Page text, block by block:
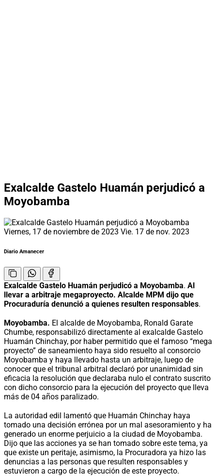
Exalcalde Gastelo Huamán perjudicó a
Moyobamba
Viernes, 17 de noviembre de 2023 Vie. 17 de nov. 2023
Diario Amanecer
Exalcalde Gastelo Huamán perjudicó a Moyobamba. Al
llevar a arbitraje megaproyecto. Alcalde MPM dijo que
Procuraduría denunció a quienes resulten responsables.
Moyobamba. El alcalde de Moyobamba, Ronald Garate
Chumbe, responsabilizó directamente al exalcalde Gastelo
Huamán Chinchay, por haber permitido que el famoso “mega
proyecto” de saneamiento haya sido resuelto al consorcio
Moyobamba y haya llevado hasta un arbitraje, luego de
conocer que el tribunal arbitral declaró por unanimidad sin
eficacia la resolución que declaraba nulo el contrato suscrito
con dicho consorcio para la ejecución del proyecto que lleva
más de 04 años paralizado.
La autoridad edil lamentó que Huamán Chinchay haya
tomado una decisión errónea por un mal asesoramiento y ha
generado un enorme perjuicio a la ciudad de Moyobamba.
Dijo que las acciones ya se han tomado sobre este tema, ya
que existe un peritaje, asimismo, la Procuradora ya hizo las
denuncias a las personas que resulten responsables y
estuvieron a cargo de la ejecución de este proyecto.